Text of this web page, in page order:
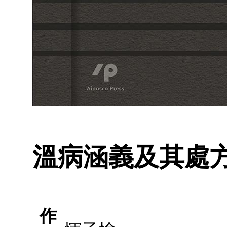
溫病涵義及其處
作